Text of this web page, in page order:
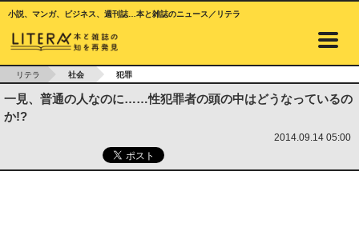
小説、マンガ、ビジネス、週刊誌…本と雑誌のニュース／リテラ
リテラ 社会 犯罪
一見、普通の人なのに……性犯罪者の頭の中はどうなっているの
か!?
2014.09.14 05:00